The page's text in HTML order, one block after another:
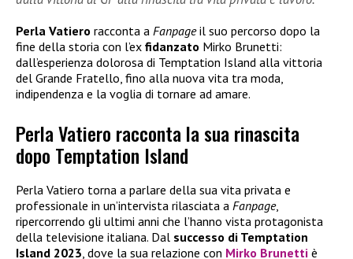
Perla Vatiero racconta a Fanpageil suo percorso dopo la
fine della storia con l’ex fidanzato Mirko Brunetti:
dall’esperienza dolorosa di Temptation Island alla vittoria
del Grande Fratello, fino alla nuova vita tra moda,
indipendenza e la voglia di tornare ad amare.
Perla Vatiero racconta la sua rinascita
dopo Temptation Island
Perla Vatiero torna a parlare della sua vita privata e
professionale in un’intervista rilasciata a Fanpage,
ripercorrendo gli ultimi anni che l’hanno vista protagonista
della televisione italiana. Dal successo di Temptation
Island 2023, dove la sua relazione con Mirko Brunetti è